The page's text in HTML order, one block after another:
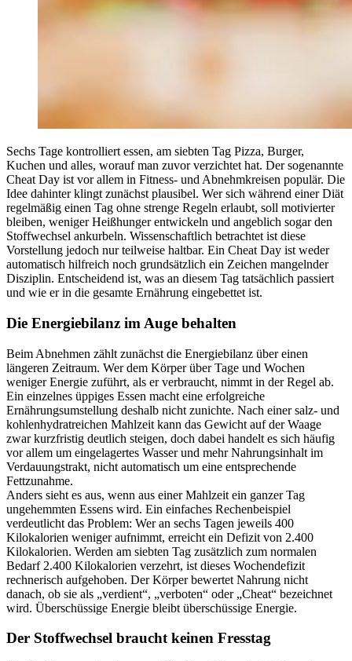
Sechs Tage kontrolliert essen, am siebten Tag Pizza, Burger,
Kuchen und alles, worauf man zuvor verzichtet hat. Der sogenannte
Cheat Day ist vor allem in Fitness- und Abnehmkreisen populär. Die
Idee dahinter klingt zunächst plausibel. Wer sich während einer Diät
regelmäßig einen Tag ohne strenge Regeln erlaubt, soll motivierter
bleiben, weniger Heißhunger entwickeln und angeblich sogar den
Stoffwechsel ankurbeln. Wissenschaftlich betrachtet ist diese
Vorstellung jedoch nur teilweise haltbar. Ein Cheat Day ist weder
automatisch hilfreich noch grundsätzlich ein Zeichen mangelnder
Disziplin. Entscheidend ist, was an diesem Tag tatsächlich passiert
und wie er in die gesamte Ernährung eingebettet ist.
Die Energiebilanz im Auge behalten
Beim Abnehmen zählt zunächst die Energiebilanz über einen
längeren Zeitraum. Wer dem Körper über Tage und Wochen
weniger Energie zuführt, als er verbraucht, nimmt in der Regel ab.
Ein einzelnes üppiges Essen macht eine erfolgreiche
Ernährungsumstellung deshalb nicht zunichte. Nach einer salz- und
kohlenhydratreichen Mahlzeit kann das Gewicht auf der Waage
zwar kurzfristig deutlich steigen, doch dabei handelt es sich häufig
vor allem um eingelagertes Wasser und mehr Nahrungsinhalt im
Verdauungstrakt, nicht automatisch um eine entsprechende
Fettzunahme.
Anders sieht es aus, wenn aus einer Mahlzeit ein ganzer Tag
ungehemmten Essens wird. Ein einfaches Rechenbeispiel
verdeutlicht das Problem: Wer an sechs Tagen jeweils 400
Kilokalorien weniger aufnimmt, erreicht ein Defizit von 2.400
Kilokalorien. Werden am siebten Tag zusätzlich zum normalen
Bedarf 2.400 Kilokalorien verzehrt, ist dieses Wochendefizit
rechnerisch aufgehoben. Der Körper bewertet Nahrung nicht
danach, ob sie als „verdient“, „verboten“ oder „Cheat“ bezeichnet
wird. Überschüssige Energie bleibt überschüssige Energie.
Der Stoffwechsel braucht keinen Fresstag